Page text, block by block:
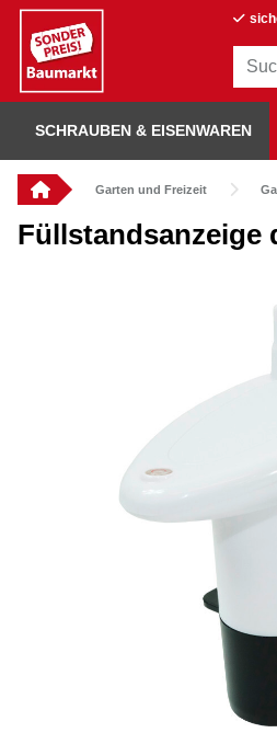
SCHRAUBEN & EISENWAREN
Garten und Freizeit
Füllstandsanzeige